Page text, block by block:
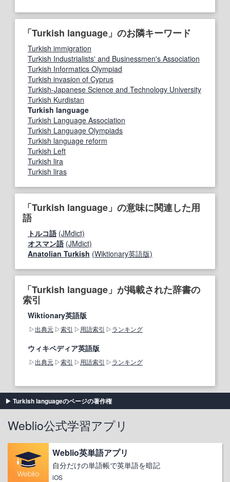
「Turkish language」のお隣キーワード
Turkish immigration
Turkish Industrialists' and Businessmen's Association
Turkish Informatics Olympiad
Turkish invasion of Cyprus
Turkish-Japanese Science and Technology University
Turkish Kurdistan
Turkish language
Turkish Language Association
Turkish Language Olympiads
Turkish language reform
Turkish Left
Turkish lira
Turkish liras
「Turkish language」の意味に関連した用
語
トルコ語 (JMdict)
オスマン語 (JMdict)
Anatolian Turkish (Wiktionary英語版)
「Turkish language」が掲載された辞書の
索引
Wiktionary英語版
出典元 索引 用語索引 ランキング
ウィキペディア英語版
出典元 索引 用語索引 ランキング
Turkish languageのページの著作権
Weblio公式学習アプリ
Weblio英単語アプリ
自分だけの単語帳で英単語を暗記
iOS